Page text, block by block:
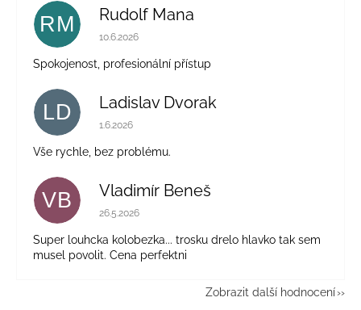
RM Rudolf Mana
Hodnocení obchodu je 5 z 5 hvězdiček.
10.6.2026
Spokojenost, profesionální přístup
LD Ladislav Dvorak
Hodnocení obchodu je 5 z 5 hvězdiček.
1.6.2026
Vše rychle, bez problému.
VB Vladimír Beneš
Hodnocení obchodu je 5 z 5 hvězdiček.
26.5.2026
Super louhcka kolobezka... trosku drelo hlavko tak sem
musel povolit. Cena perfektni
Zobrazit další hodnocení